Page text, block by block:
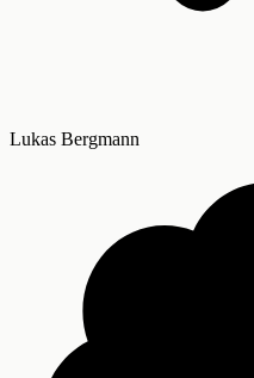
Lukas Bergmann